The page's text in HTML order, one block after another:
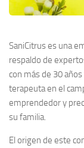
SaniCitrus es una
respaldo de
con más de 30
terapeuta en el
emprendedor y
su familia.
El origen de este